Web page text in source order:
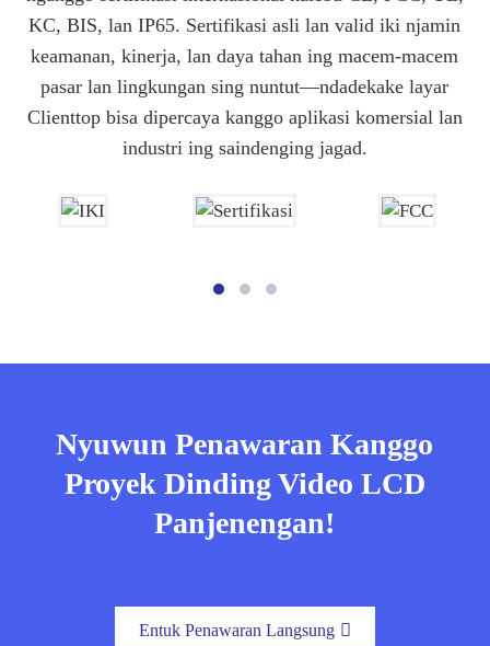
KC, BIS, lan IP65. Sertifikasi asli lan valid iki njamin
keamanan, kinerja, lan daya tahan ing macem-macem
pasar lan lingkungan sing nuntut—ndadekake layar
Clienttop bisa dipercaya kanggo aplikasi komersial lan
industri ing saindenging jagad.
Nyuwun Penawaran Kanggo
Proyek Dinding Video LCD
Panjenengan!
Entuk Penawaran Langsung